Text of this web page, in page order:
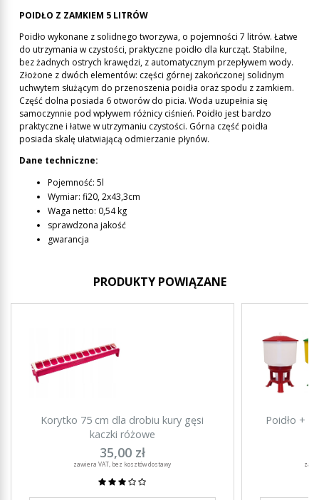
POIDŁO Z ZAMKIEM 5 LITRÓW
Poidło wykonane z solidnego tworzywa, o pojemności 7 litrów. Łatwe
do utrzymania w czystości, praktyczne poidło dla kurcząt. Stabilne,
bez żadnych ostrych krawędzi, z automatycznym przepływem wody.
Złożone z dwóch elementów: części górnej zakończonej solidnym
uchwytem służącym do przenoszenia poidła oraz spodu z zamkiem.
Część dolna posiada 6 otworów do picia. Woda uzupełnia się
samoczynnie pod wpływem różnicy ciśnień. Poidło jest bardzo
praktyczne i łatwe w utrzymaniu czystości. Górna część poidła
posiada skalę ułatwiającą odmierzanie płynów.
Dane techniczne:
Pojemność: 5l
Wymiar: fi20, 2x43,3cm
Waga netto: 0,54 kg
sprawdzona jakość
gwarancja
PRODUKTY POWIĄZANE
Korytko 75 cm dla drobiu kury gęsi
kaczki różowe
35,00 zł
zawiera VAT, bez kosztów dostawy
Poidło +